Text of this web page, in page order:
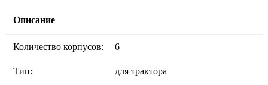
Описание
Количество корпусов: 6
Тип: для трактора